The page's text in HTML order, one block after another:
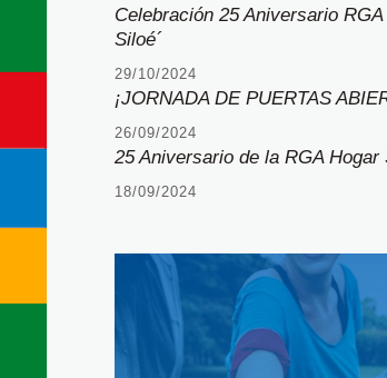
Celebración 25 Aniversario
Siloé´
29/10/2024
¡JORNADA DE PUERTAS
26/09/2024
25 Aniversario de la RGA Hogar
18/09/2024